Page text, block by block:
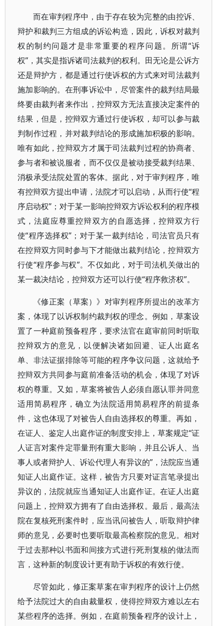
而在审判程序中，由于存在较为完整的由控诉、
辩护和裁判三方组成的诉讼构造，因此，诉权对裁判
权的制约问题才是非常重要的程序问题。所谓“诉
权”，其实是指诉诸司法裁判的权利。田无论是公诉方
还是辩护方，都是通过行使诉权的方式来对司法裁判
施加影响的。在刑事诉讼中，尽管案件的裁判结局最
终要由裁判者来作出，控辩双方无法直接决定案件的
结果，但是，控辩双方通过行使诉权，却可以参与裁
判制作过程，并对裁判结论的形成施加积极的影响。
唯有如此，控辩双方才属于司法裁判过程的协商者、
参与者和被说服者，而不仅仅是被动接受裁判结果、
消极承受法院处置的客体。据此，对于审判程序，唯
有控辩双方提出申请，法院才可以启动，从而行使“程
序启动权”；对于某一影响控辩双方诉讼权利的程序模
式，法庭应尊重控辩双方的自愿选择，控辩双方行
使“程序选择权”；对于某一裁判结论，司法官员只有
在控辩双方同时参与下才能做出裁判结论，控辩双方
行使“程序参与权”。不仅如此，对于司法机关做出的
某一裁决结论，控辩双方还可以行使“程序救济权”。
《修正案（草案）》对审判程序所提出的改革方
案，体现了以诉权制约裁判权的理念。例如，草案设
置了一种庭前预备程序，要求法官在庭审前同时听取
控辩双方的意见，以便解决诸如回避、证人出庭名
单、非法证据排除等可能的程序争议问题，这就给予
控辩双方共同参与庭前准备活动的机会，体现了对诉
权的尊重。又如，草案将被告人必须自愿认罪并同意
适用简易程序，确立为法院适用简易程序的前提条
件，这也体现了对被告人自由选择权的尊重。再如，
在证人、鉴定人出庭作证的制度安排上，草案规定“证
人证言对案件定罪量刑有重大影响，并且公诉人、当
事人或者辩护人、诉讼代理人有异议的”，法院应当通
知证人出庭作证。这样，被告方只要对证言笔录提出
异议的，法院就应当通知证人出庭作证。在证人出庭
问题上，控辩双方拥有了自由选择权。最后，最高法
院在复核死刑案件时，应当讯问被告人，听取辩护律
师的意见，必要时也要听取最高检察院的意见。相对
于过去那种以书面和间接方式进行死刑复核的做法而
言，这种新的制度设计更有助于诉权的有效行使。
尽管如此，修正案草案在审判程序的设计上仍然
给予法院过大的自由裁量权，使得控辩双方难以左右
某些程序的选择。例如，在庭前预备程序的设计上，